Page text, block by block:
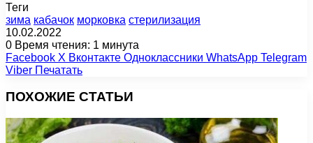
Теги
зима кабачок морковка стерилизация
10.02.2022
0 Время чтения: 1 минута
Facebook X Вконтакте Одноклассники WhatsApp Telegram
Viber Печатать
ПОХОЖИЕ СТАТЬИ